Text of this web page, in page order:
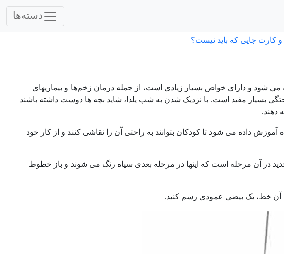
دسته‌ها
کارت جایی که باید نیست؟
شود و دارای خواص بسیار زیادی است، از جمله درمان زخم‌ها و بیماریهای
بسیار مفید است. با نزدیک شدن به شب یلدا، شاید بچه ها دوست داشته باشند
دهند.
آموزش داده می شود تا کودکان بتوانند به راحتی آن را نقاشی کنند و از کار خود
در آن مرحله است که اینها در مرحله بعدی سیاه رنگ می شوند و باز خطوط
آن خط، یک بیضی عمودی رسم کنید.